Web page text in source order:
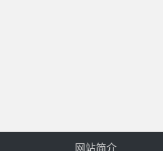
网站简介